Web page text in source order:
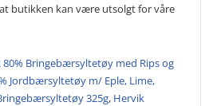
butikken kan være utsolgt for våre
80% Bringebærsyltetøy med Rips og
Jordbærsyltetøy m/ Eple, Lime,
325g, Hervik